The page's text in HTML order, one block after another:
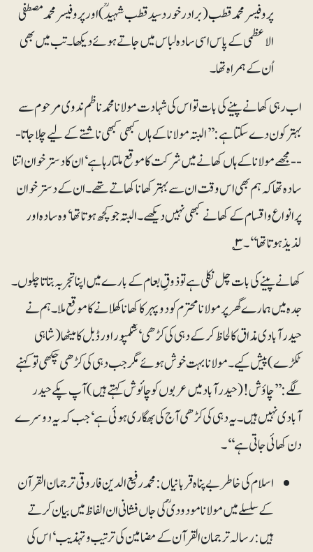
پروفیسر محمد قطب (برادر خورد سید قطب شہیدؒ) اور پروفیسر محمد مصطفی
الاعظمی کے پاس اسی سادہ لباس میں جاتے ہوئے دیکھا۔ تب میں بھی
اُن کے ہمراہ تھا۔
اب رہی کھانے پینے کی بات تو اس کی شہادت مولانا محمد ناظم ندوی مرحوم سے
بہتر کون دے سکتا ہے: ’’البتہ مولانا کے ہاں کبھی کبھی ناشتے کے لیے چلا جاتا -
-- مجھے مولانا کے ہاں کھانے میں شرکت کا موقع ملتا رہا ہے‘ ان کا دسترخوان اتنا
سادہ تھا کہ ہم بھی اس وقت ان سے بہتر کھانا کھاتے تھے۔ ان کے دسترخوان
پر انواع و اقسام کے کھانے کبھی نہیں دیکھے۔ البتہ جو کچھ ہوتا تھا‘ وہ سادہ اور
لذیذ ہوتا تھا‘‘۔۳؎
کھانے پینے کی بات چل نکلی ہے تو ذوقِ طعام کے بارے میں اپنا تجربہ بتاتا چلوں۔
جدہ میں ہمارے گھر پر مولانا محترم کو دوپہر کا کھانا کھلانے کا موقع ملا۔ ہم نے
حیدر آبادی مذاق کا لحاظ کر کے دہی کی کڑھی‘ شکمپور اور ڈبل کا میٹھا (شاہی
ٹکڑے) پیش کیے۔ مولانا بہت خوش ہوئے مگر جب دہی کی کڑھی چکھی تو کہنے
لگے: ’’چاؤش! (حیدر آباد میں عربوں کو چائوش کہتے ہیں) آپ پکے حیدر
آبادی نہیں ہیں۔ یہ دہی کی کڑھی آج کی بھگاری ہوئی ہے‘ جب کہ یہ دوسرے
دن کھائی جاتی ہے‘‘۔
اسلام کی خاطر بے پناہ قربانیاں: محمد رفیع الدین فاروقی ترجمان القرآن
کے سلسلے میں مولانا مودودیؒ کی جاں فشانی ان الفاظ میں بیان کرتے
ہیں: رسالہ ترجمان القرآن کے مضامین کی ترتیب و تہذیب ‘ اس کی